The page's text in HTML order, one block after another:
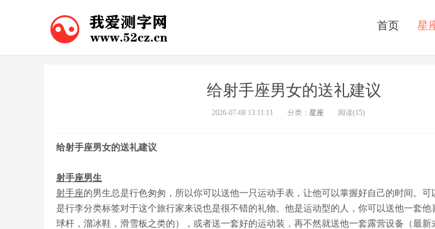
首页 星
给射手座男女的送礼建议
2026-07-08 13:11:11 分类： 星座 阅读(15)
给射手座男女的送礼建议
射手座男生
射手座的男生总是行色匆匆，所以你可以送他一只运动手表，让他可以掌握好自己的时间。
是行李分类标签对于这个旅行家来说也是很不错的礼物。他是运动型的人，你可以送他一套他
球杆，溜冰鞋，滑雪板之类的），或者送一套好的运动装，再不然就送他一套露营设备（最新